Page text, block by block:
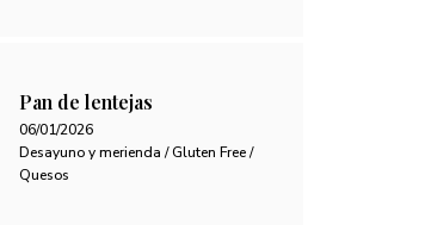
Pan de lentejas
06/01/2026
Desayuno y merienda / Gluten Free /
Quesos